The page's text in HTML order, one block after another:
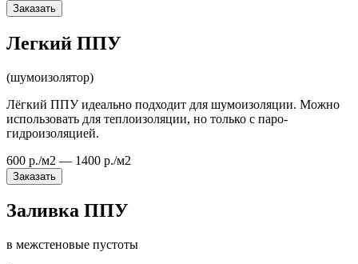
Заказать
Легкий ППУ
(шумоизолятор)
Лёгкий ППУ идеально подходит для шумоизоляции. Можно
использовать для теплоизоляции, но только с паро-
гидроизоляцией.
600 р./м2 — 1400 р./м2
Заказать
Заливка ППУ
в межстеновые пустоты